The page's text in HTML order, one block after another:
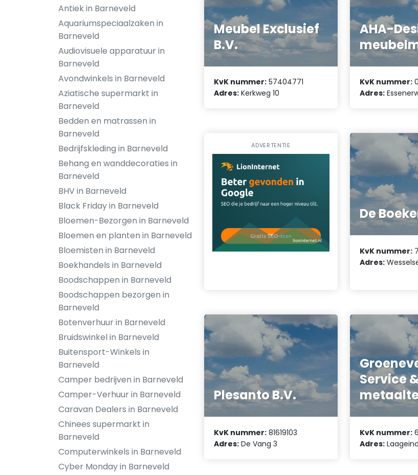
Antiek in Barneveld
Aquariumspeciaalzaken in
Barneveld
Audiovisuele apparatuur in
Barneveld
Avondwinkels in Barneveld
Aziatische supermarkt in
Barneveld
Bedden en matrassen in
Barneveld
Bedrijfskleding in Barneveld
Behang en wanddecoraties in
Barneveld
BHV in Barneveld
Black Friday in Barneveld
Bloemen-Bezorgen in Barneveld
Bloemen en planten in Barneveld
Bloemisten in Barneveld
Boekhandels in Barneveld
Boodschappen in Barneveld
Boodschappen bezorgen in
Barneveld
Botenverhuur in Barneveld
Bruidswinkel in Barneveld
Buitensport-Winkels in
Barneveld
Camper bedrijven in Barneveld
Camper-Verhuur in Barneveld
Caravan Dealers in Barneveld
Chinees supermarkt in
Barneveld
Computerwinkels in Barneveld
Cyber Monday in Barneveld
Meubel Exclusief
B.V.
KvK nummer: 57404771
Adres: Kerkweg 10
AHA-
KvK nummer:
Adres:
ADVERTENTIE
De
KvK nummer:
Adres:
Plesanto B.V.
KvK nummer: 81619103
Adres: De Vang 3
Service
KvK nummer:
Adres: